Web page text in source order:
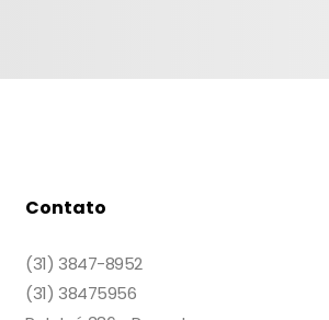
Contato
(31) 3847-8952
(31) 38475956